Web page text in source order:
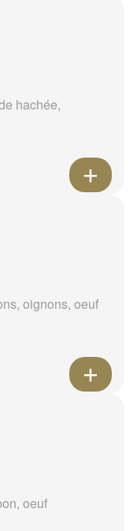
hachée,
oignons, oeuf
oeuf